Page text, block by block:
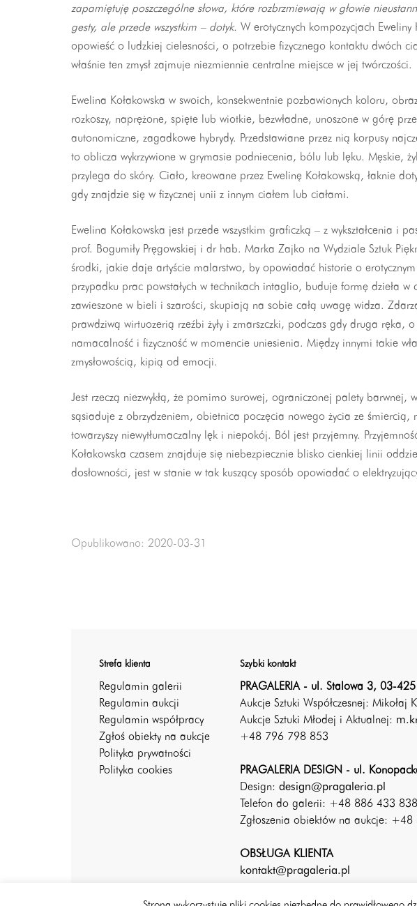
zapamiętuję poszczególne słowa, które rozbrzmiewają w głowie
gesty, ale przede wszystkim – dotyk. W erotycznych kompozycjach
opowieść o ludzkiej cielesności, o potrzebie fizycznego kontaktu dwóch
właśnie ten zmysł zajmuje niezmiennie centralne miejsce w jej twórczości.
Ewelina Kołakowska w swoich, konsekwentnie pozbawionych koloru,
rozkoszy, naprężone, spięte lub wiotkie, bezwładne, unoszone w górę
autonomiczne, zagadkowe hybrydy. Przedstawiane przez nią korpusy
to oblicza wykrzywione w grymasie podniecenia, bólu lub lęku. Męskie,
przylega do skóry. Ciało, kreowane przez Ewelinę Kołakowską, łaknie
gdy znajdzie się w fizycznej unii z innym ciałem lub ciałami.
Ewelina Kołakowska jest przede wszystkim graficzką – z
prof. Bogumiły Pręgowskiej i dr hab. Marka Zajko na Wydziale Sztuk
środki, jakie daje artyście malarstwo, by opowiadać historie o
przypadku prac powstałych w technikach intaglio, buduje formę dzieła
zawieszone w bieli i szarości, skupiają na sobie całą uwagę widza.
prawdziwą wirtuozerią rzeźbi żyły i zmarszczki, podczas gdy druga ręka,
namacalność i fizyczność w momencie uniesienia. Między innymi takie
zmysłowością, kipią od emocji.
Jest rzeczą niezwykłą, że pomimo surowej, ograniczonej palety
sąsiaduje z obrzydzeniem, obietnica poczęcia nowego życia ze śmiercią,
towarzyszy niewytłumaczalny lęk i niepokój. Ból jest przyjemny.
Kołakowska czasem znajduje się niebezpiecznie blisko cienkiej linii
dosłowności, jest w stanie w tak kuszący sposób opowiadać o
Opublikowano: 2020-03-31
Strefa klienta
Regulamin galerii
Regulamin aukcji
Regulamin współpracy
Zgłoś obiekty na aukcje
Polityka prywatności
Polityka cookies
Szybki kontakt
PRAGALERIA - ul. Stalowa 3, 03-425
Aukcje Sztuki Współczesnej:
Aukcje Sztuki Młodej i Aktualnej:
+48 796 798 853
PRAGALERIA DESIGN - ul.
Design: design@pragaleria.pl
Telefon do galerii: +48 886 433 838
Zgłoszenia obiektów na aukcje:
OBSŁUGA KLIENTA
kontakt@pragaleria.pl